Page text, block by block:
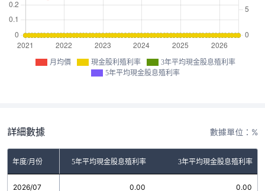
月均價 現金股利殖利率
3年平均現金股息殖利率
5年平均現金股息殖利率
詳細數據 數據單位：%
年度/月份
股利殖利率 5年平均現金股息殖利率 3年平均現金股息殖利率
2026/07
0.00 0.00 0.00